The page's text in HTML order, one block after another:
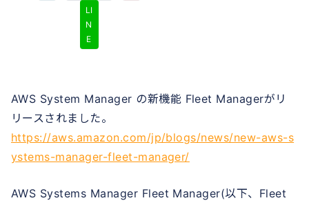
LI
N
E
AWS System Manager の新機能 Fleet Managerがリ
リースされました。
https://aws.amazon.com/jp/blogs/news/new-aws-s
ystems-manager-fleet-manager/
AWS Systems Manager Fleet Manager(以下、Fleet